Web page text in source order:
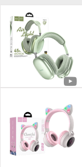
table
i pribor
grla
- IP